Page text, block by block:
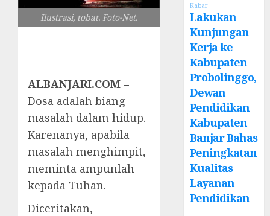
Ilustrasi, tobat. Foto-Net.
ALBANJARI.COM –
Dosa adalah biang
masalah dalam hidup.
Karenanya, apabila
masalah menghimpit,
meminta ampunlah
kepada Tuhan.
Diceritakan,
Kabar
Lakukan
Kunjungan
Kerja ke
Kabupaten
Probolinggo,
Dewan
Pendidikan
Kabupaten
Banjar Bahas
Peningkatan
Kualitas
Layanan
Pendidikan